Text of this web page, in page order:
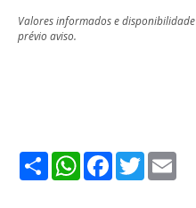
Valores informados e
prévio aviso.
ShareWhatsApp
Facebook
Twitter